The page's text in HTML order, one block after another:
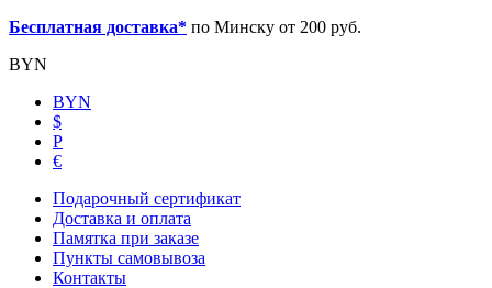
Бесплатная доставка* по Минску от 200 руб.
BYN
BYN
$
Р
€
Подарочный сертификат
Доставка и оплата
Памятка при заказе
Пункты самовывоза
Контакты